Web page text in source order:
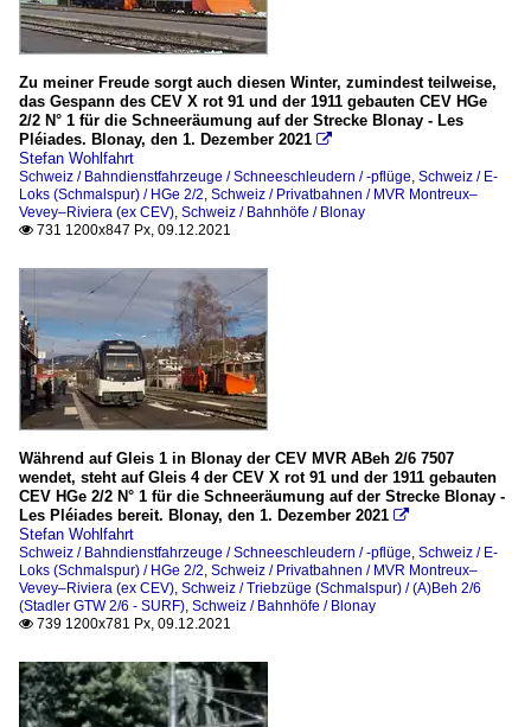
Zu meiner Freude sorgt auch diesen Winter, zumindest teilweise,
das Gespann des CEV X rot 91 und der 1911 gebauten CEV HGe
2/2 N° 1 für die Schneeräumung auf der Strecke Blonay - Les
Pléiades. Blonay, den 1. Dezember 2021 
Stefan Wohlfahrt
Schweiz / Bahndienstfahrzeuge / Schneeschleudern / -pflüge, Schweiz / E-
Loks (Schmalspur) / HGe 2/2, Schweiz / Privatbahnen / MVR Montreux–
Vevey–Riviera (ex CEV), Schweiz / Bahnhöfe / Blonay
 731 1200x847 Px, 09.12.2021
Während auf Gleis 1 in Blonay der CEV MVR ABeh 2/6 7507
wendet, steht auf Gleis 4 der CEV X rot 91 und der 1911 gebauten
CEV HGe 2/2 N° 1 für die Schneeräumung auf der Strecke Blonay -
Les Pléiades bereit. Blonay, den 1. Dezember 2021 
Stefan Wohlfahrt
Schweiz / Bahndienstfahrzeuge / Schneeschleudern / -pflüge, Schweiz / E-
Loks (Schmalspur) / HGe 2/2, Schweiz / Privatbahnen / MVR Montreux–
Vevey–Riviera (ex CEV), Schweiz / Triebzüge (Schmalspur) / (A)Beh 2/6
(Stadler GTW 2/6 - SURF), Schweiz / Bahnhöfe / Blonay
 739 1200x781 Px, 09.12.2021